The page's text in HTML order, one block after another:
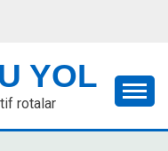
YOL
rotalar